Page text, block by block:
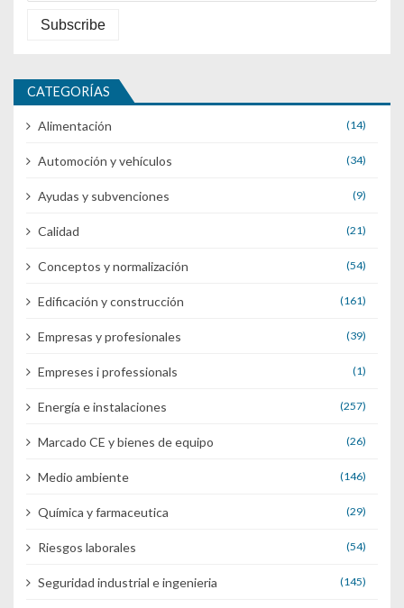
CATEGORÍAS
Alimentación (14)
Automoción y vehículos (34)
Ayudas y subvenciones (9)
Calidad (21)
Conceptos y normalización (54)
Edificación y construcción (161)
Empresas y profesionales (39)
Empreses i professionals (1)
Energía e instalaciones (257)
Marcado CE y bienes de equipo (26)
Medio ambiente (146)
Química y farmaceutica (29)
Riesgos laborales (54)
Seguridad industrial e ingenieria (145)